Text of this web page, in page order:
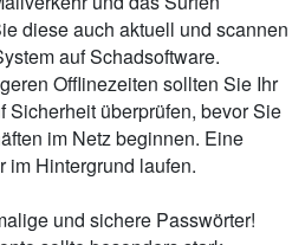
diese auch aktuell und scannen
auf Schadsoftware.
Offlinezeiten sollten Sie Ihr
Sicherheit überprüfen, bevor Sie
im Netz beginnen. Eine
im Hintergrund laufen.
und sichere Passwörter!